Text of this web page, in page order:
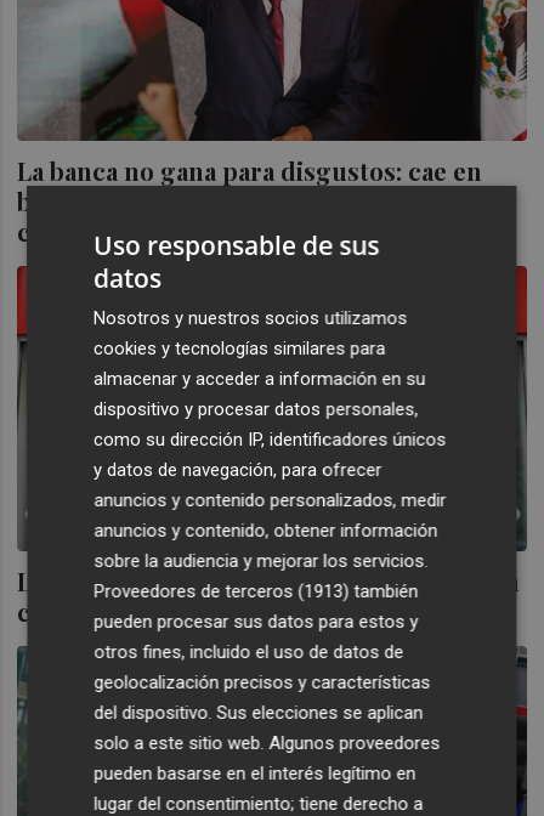
La banca no gana para disgustos: cae en
bolsa tras conocer que México limitará las
comisiones
La banca ingresa más de 8.000 millones en
comisiones con ayuda de los seguros
Uso responsable de sus
datos
Nosotros y nuestros socios utilizamos
cookies y tecnologías similares para
almacenar y acceder a información en su
dispositivo y procesar datos personales,
como su dirección IP, identificadores únicos
y datos de navegación, para ofrecer
anuncios y contenido personalizados, medir
anuncios y contenido, obtener información
sobre la audiencia y mejorar los servicios.
Proveedores de terceros (1913) también
pueden procesar sus datos para estos y
otros fines, incluido el uso de datos de
geolocalización precisos y características
del dispositivo. Sus elecciones se aplican
solo a este sitio web. Algunos proveedores
pueden basarse en el interés legítimo en
lugar del consentimiento; tiene derecho a